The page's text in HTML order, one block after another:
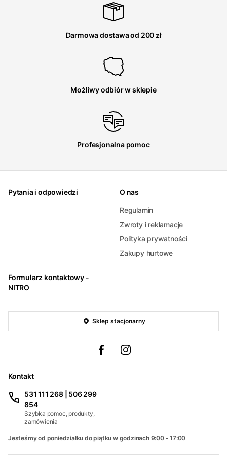
Darmowa dostawa od 200 zł
Możliwy odbiór w sklepie
Profesjonalna pomoc
Sklep stacjonarny
Pytania i odpowiedzi O nas
Regulamin
Zwroty i reklamacje
Polityka prywatności
Zakupy hurtowe
Formularz kontaktowy -
NITRO
Kontakt
531 111 268 | 506 299
854
Szybka pomoc, produkty,
zamówienia
Jesteśmy od poniedziałku do piątku w godzinach 9:00 - 17:00